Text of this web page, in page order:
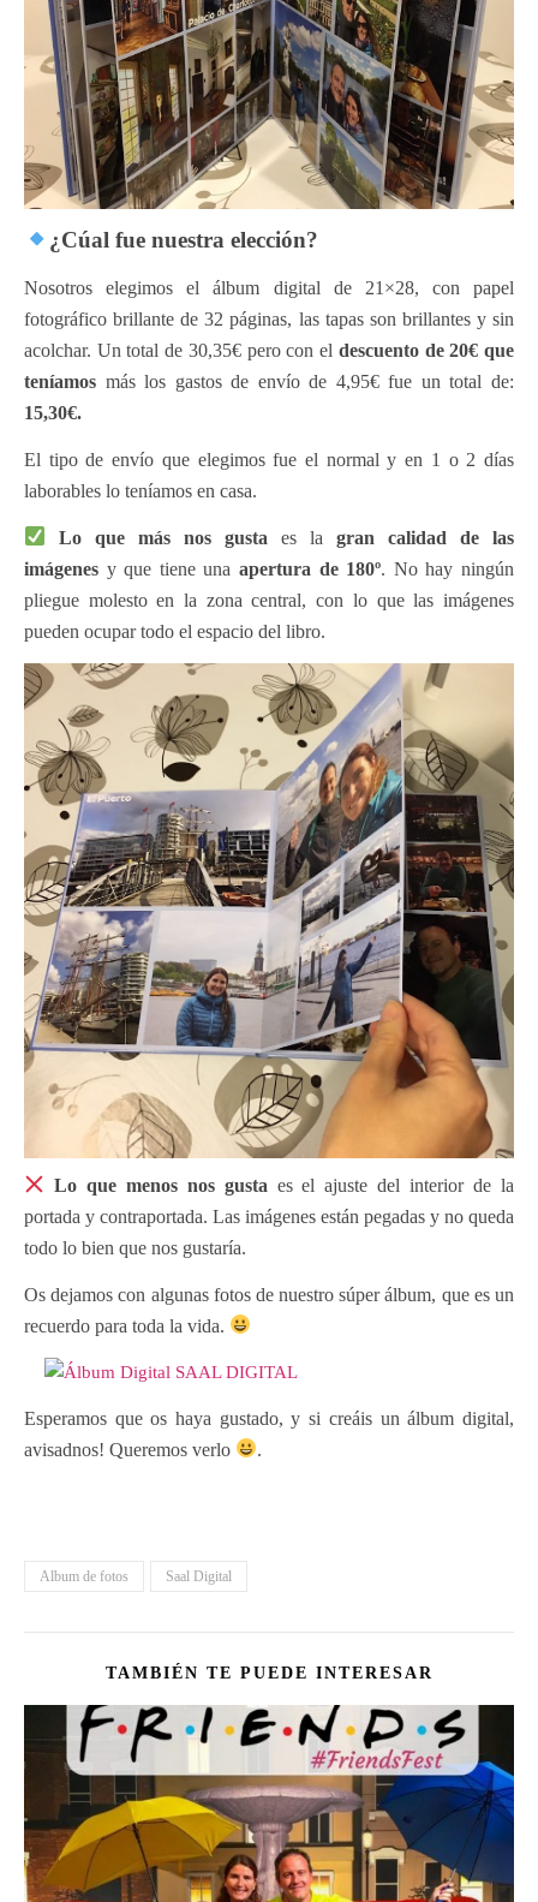
¿Cúal fue nuestra elección?
Nosotros elegimos el álbum digital de 21×28, con papel
fotográfico brillante de 32 páginas, las tapas son brillantes y sin
acolchar. Un total de 30,35€ pero con el descuento de 20€ que
teníamos más los gastos de envío de 4,95€ fue un total de:
15,30€.
El tipo de envío que elegimos fue el normal y en 1 o 2 días
laborables lo teníamos en casa.
Lo que más nos gusta es lagran calidad de las
imágenes y que tiene una apertura de 180º. No hay ningún
pliegue molesto en la zona central, con lo que las imágenes
pueden ocupar todo el espacio del libro.
Lo que menos nos gusta es el ajuste del interior de la
portada y contraportada. Las imágenes están pegadas y no queda
todo lo bien que nos gustaría.
Os dejamos con algunas fotos de nuestro súper álbum, que es un
recuerdo para toda la vida.
Esperamos que os haya gustado, y si creáis un álbum digital,
avisadnos! Queremos verlo
.
Album de fotos Saal Digital
TAMBIÉN TE PUEDE INTERESAR